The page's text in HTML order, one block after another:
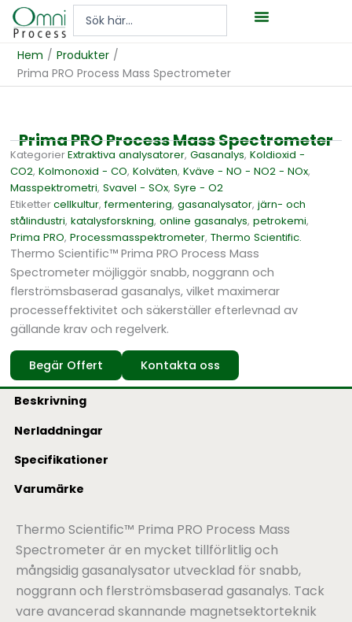
Hoppa
Search
Hem / Produkter /
Prima PRO Process Mass Spectrometer
Prima PRO Process Mass Spectrometer
KategorierExtraktiva analysatorer,Gasanalys,Koldioxid -
CO2,Kolmonoxid - CO,Kolväten,Kväve - NO - NO2 - NOx,
Masspektrometri,Svavel - SOx,Syre - O2
Etikettercellkultur,fermentering,gasanalysator,järn- och
stålindustri,katalysforskning,online gasanalys,petrokemi,
Prima PRO,Processmasspektrometer,Thermo Scientific.
Thermo Scientific™ Prima PRO Process Mass
Spectrometer möjliggör snabb, noggrann och
flerströmsbaserad gasanalys, vilket maximerar
processeffektivitet och säkerställer efterlevnad av
gällande krav och regelverk.
Begär Offert Kontakta oss
Beskrivning
Nerladdningar
Specifikationer
Varumärke
Thermo Scientific™ Prima PRO Process Mass
Spectrometer är en mycket tillförlitlig och
mångsidig gasanalysator utvecklad för snabb,
noggrann och flerströmsbaserad gasanalys. Tack
vare avancerad skannande magnetsektorteknik